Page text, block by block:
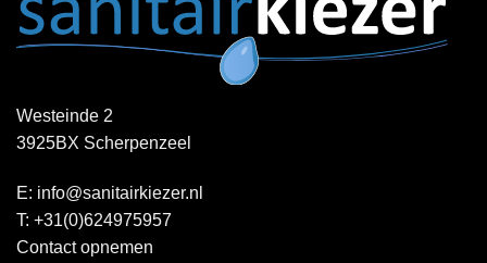
Westeinde 2
3925BX Scherpenzeel
E: info@sanitairkiezer.nl
T: +31(0)624975957
Contact opnemen